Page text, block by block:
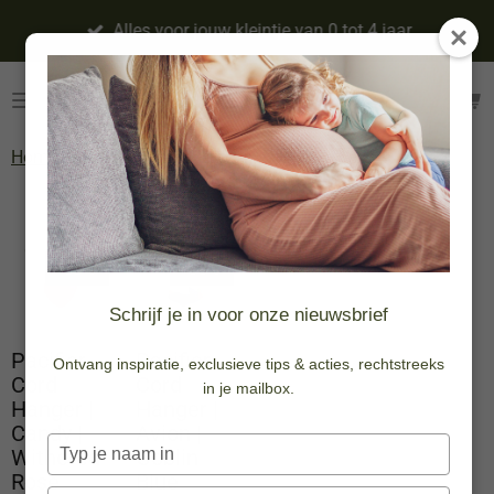
Schrijf je in voor onze nieuwsbrief
Ontvang inspiratie, exclusieve tips & acties, rechtstreeks
in je mailbox.
Typ
je
direct
de
hoofdinhoud
Alles voor jouw kleintje van 0 tot 4 jaar
Home » Slapen » Knuffeldoekjes
Knuffeldoekjes
-50%
Pacifier
Cord
Hanger |
Candy |
Withered
Rose
-50%
Pacifier
Avion |
Goblin
Blue